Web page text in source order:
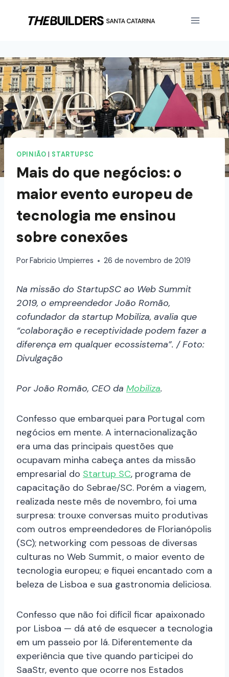
OPINIÃO | STARTUPSC
Mais do que negócios: o
maior evento europeu de
tecnologia me ensinou
sobre conexões
PorFabricio Umpierres 26 de novembro de 2019
Na missão do StartupSC ao Web Summit
2019, o empreendedor João Romão,
cofundador da startup Mobiliza, avalia que
“colaboração e receptividade podem fazer a
diferença em qualquer ecossistema”. / Foto:
Divulgação
Por João Romão, CEO da Mobiliza.
Confesso que embarquei para Portugal com
negócios em mente. A internacionalização
era uma das principais questões que
ocupavam minha cabeça antes da missão
empresarial do Startup SC, programa de
capacitação do Sebrae/SC. Porém a viagem,
realizada neste mês de novembro, foi uma
surpresa: trouxe conversas muito produtivas
com outros empreendedores de Florianópolis
(SC); networking com pessoas de diversas
culturas no Web Summit, o maior evento de
tecnologia europeu; e fiquei encantado com a
beleza de Lisboa e sua gastronomia deliciosa.
Confesso que não foi difícil ficar apaixonado
por Lisboa — dá até de esquecer a tecnologia
em um passeio por lá. Diferentemente da
experiência que tive quando participei do
SaaStr, evento que ocorre nos Estados